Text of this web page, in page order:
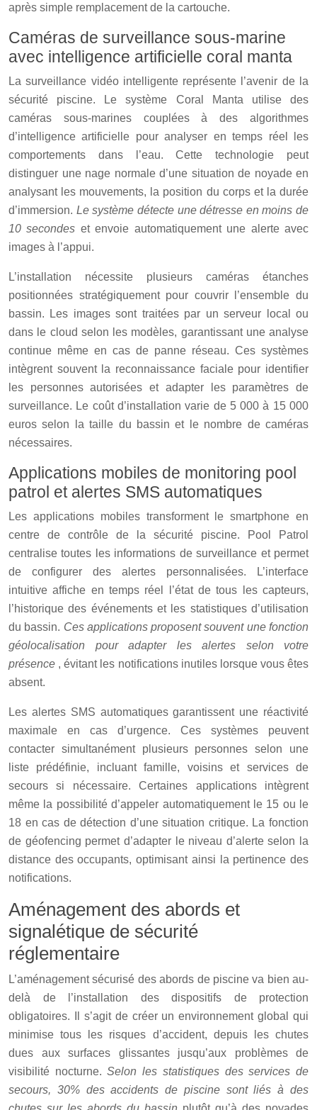
après simple remplacement de la cartouche.
Caméras de surveillance sous-marine
avec intelligence artificielle coral manta
La surveillance vidéo intelligente représente l’avenir de la
sécurité piscine. Le système Coral Manta utilise des
caméras sous-marines couplées à des algorithmes
d’intelligence artificielle pour analyser en temps réel les
comportements dans l’eau. Cette technologie peut
distinguer une nage normale d’une situation de noyade en
analysant les mouvements, la position du corps et la durée
d’immersion. Le système détecte une détresse en moins de
10 secondes et envoie automatiquement une alerte avec
images à l’appui.
L’installation nécessite plusieurs caméras étanches
positionnées stratégiquement pour couvrir l’ensemble du
bassin. Les images sont traitées par un serveur local ou
dans le cloud selon les modèles, garantissant une analyse
continue même en cas de panne réseau. Ces systèmes
intègrent souvent la reconnaissance faciale pour identifier
les personnes autorisées et adapter les paramètres de
surveillance. Le coût d’installation varie de 5 000 à 15 000
euros selon la taille du bassin et le nombre de caméras
nécessaires.
Applications mobiles de monitoring pool
patrol et alertes SMS automatiques
Les applications mobiles transforment le smartphone en
centre de contrôle de la sécurité piscine. Pool Patrol
centralise toutes les informations de surveillance et permet
de configurer des alertes personnalisées. L’interface
intuitive affiche en temps réel l’état de tous les capteurs,
l’historique des événements et les statistiques d’utilisation
du bassin. Ces applications proposent souvent une fonction
géolocalisation pour adapter les alertes selon votre
présence , évitant les notifications inutiles lorsque vous êtes
absent.
Les alertes SMS automatiques garantissent une réactivité
maximale en cas d’urgence. Ces systèmes peuvent
contacter simultanément plusieurs personnes selon une
liste prédéfinie, incluant famille, voisins et services de
secours si nécessaire. Certaines applications intègrent
même la possibilité d’appeler automatiquement le 15 ou le
18 en cas de détection d’une situation critique. La fonction
de géofencing permet d’adapter le niveau d’alerte selon la
distance des occupants, optimisant ainsi la pertinence des
notifications.
Aménagement des abords et
signalétique de sécurité
réglementaire
L’aménagement sécurisé des abords de piscine va bien au-
delà de l’installation des dispositifs de protection
obligatoires. Il s’agit de créer un environnement global qui
minimise tous les risques d’accident, depuis les chutes
dues aux surfaces glissantes jusqu’aux problèmes de
visibilité nocturne.Selon les statistiques des services de
secours, 30% des accidents de piscine sont liés à des